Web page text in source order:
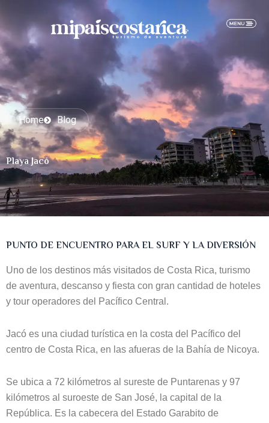
to
content
Home Blog
Playa Jacó
PUNTO DE ENCUENTRO PARA EL SURF Y LA DIVERSIÓN
Uno de los destinos más visitados de Costa Rica, turismo
de aventura, descanso y fiesta con gran cantidad de hoteles
y tour operadores del Pacífico Central.
Jacó es una ciudad turística en la costa del Pacífico del
centro de Costa Rica, en las afueras de la Bahía de Nicoya.
Se ubica a 72 kilómetros al sureste de Puntarenas y 97
kilómetros al suroeste de San José, la capital de la
República. Es la cabecera del Estado Garabito de